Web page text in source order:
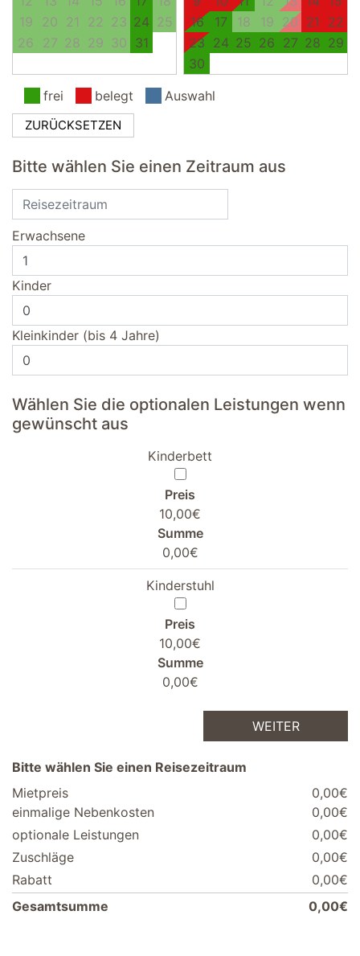
19
20 21 22 23 24 25
26
27 28 29 30 31
16
17 18 19 20 21 22
23 24 25 26 27 28 29
30
frei
belegt Auswahl
ZURÜCKSETZEN
Bitte wählen Sie einen Zeitraum aus
Erwachsene
Kinder
Kleinkinder (bis 4 Jahre)
Wählen Sie die optionalen Leistungen wenn
gewünscht aus
Kinderbett
Preis
10,00€
Summe
0,00€
Kinderstuhl
Preis
10,00€
Summe
0,00€
WEITER
Bitte wählen Sie einen Reisezeitraum
Mietpreis
0,00€
einmalige Nebenkosten
0,00€
optionale Leistungen
0,00€
Zuschläge
0,00€
Rabatt
0,00€
Gesamtsumme
0,00€